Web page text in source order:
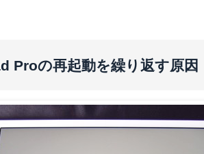
Proの再起動を繰り返す原因